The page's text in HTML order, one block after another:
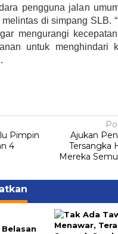
pengguna jalan
di simpang SLB.
mengurangi
untuk menghindari
Pimpin
4
Ajukan
Tersangka
Mereka